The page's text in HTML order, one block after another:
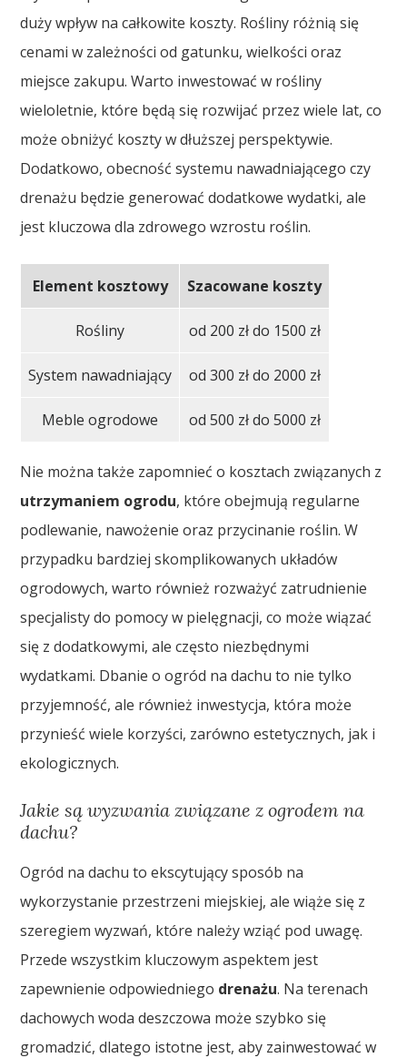
duży wpływ na całkowite koszty. Rośliny różnią się
cenami w zależności od gatunku, wielkości oraz
miejsce zakupu. Warto inwestować w rośliny
wieloletnie, które będą się rozwijać przez wiele lat, co
może obniżyć koszty w dłuższej perspektywie.
Dodatkowo, obecność systemu nawadniającego czy
drenażu będzie generować dodatkowe wydatki, ale
jest kluczowa dla zdrowego wzrostu roślin.
Element kosztowy Szacowane koszty
Rośliny od 200 zł do 1500 zł
System nawadniający od 300 zł do 2000 zł
Meble ogrodowe od 500 zł do 5000 zł
Nie można także zapomnieć o kosztach związanych z
utrzymaniem ogrodu, które obejmują regularne
podlewanie, nawożenie oraz przycinanie roślin. W
przypadku bardziej skomplikowanych układów
ogrodowych, warto również rozważyć zatrudnienie
specjalisty do pomocy w pielęgnacji, co może wiązać
się z dodatkowymi, ale często niezbędnymi
wydatkami. Dbanie o ogród na dachu to nie tylko
przyjemność, ale również inwestycja, która może
przynieść wiele korzyści, zarówno estetycznych, jak i
ekologicznych.
Jakie są wyzwania związane z ogrodem na
dachu?
Ogród na dachu to ekscytujący sposób na
wykorzystanie przestrzeni miejskiej, ale wiąże się z
szeregiem wyzwań, które należy wziąć pod uwagę.
Przede wszystkim kluczowym aspektem jest
zapewnienie odpowiedniego drenażu. Na terenach
dachowych woda deszczowa może szybko się
gromadzić, dlatego istotne jest, aby zainwestować w